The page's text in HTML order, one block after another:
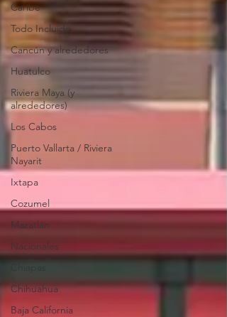
VIAJES 2027
Caribe
Todo Incluido
Cancún y alrededores
Huatulco
Riviera Maya (y
alrededores)
Los Cabos
Puerto Vallarta / Riviera
Nayarit
Ixtapa
Cozumel
Mazatlán
Nacionales
Chihuahua
Baja California